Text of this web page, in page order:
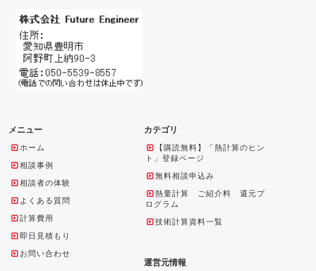
メニュー
ホーム
相談事例
相談者の体験
よくある質問
計算費用
即日見積もり
お問い合わせ
カテゴリ
【購読無料】「熱計算のヒン
ト」登録ページ
無料相談申込み
熱量計算 ご紹介料 還元プ
ログラム
技術計算資料一覧
運営元情報